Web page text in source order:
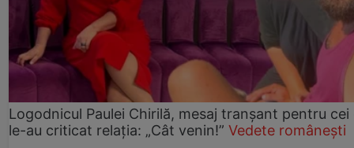
Logodnicul Paulei Chirilă, mesaj tranșant pentru cei
le-au criticat relația: „Cât venin!” Vedete românești